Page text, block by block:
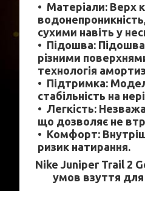
Матеріали: Верх
сухими навіть у
Підошва:
різними
технологія
Підтримка:
стабільність на
Легкість:
що дозволяє не
Комфорт:
ризик натирання.
Nike Juniper Trail 2
умов взуття для